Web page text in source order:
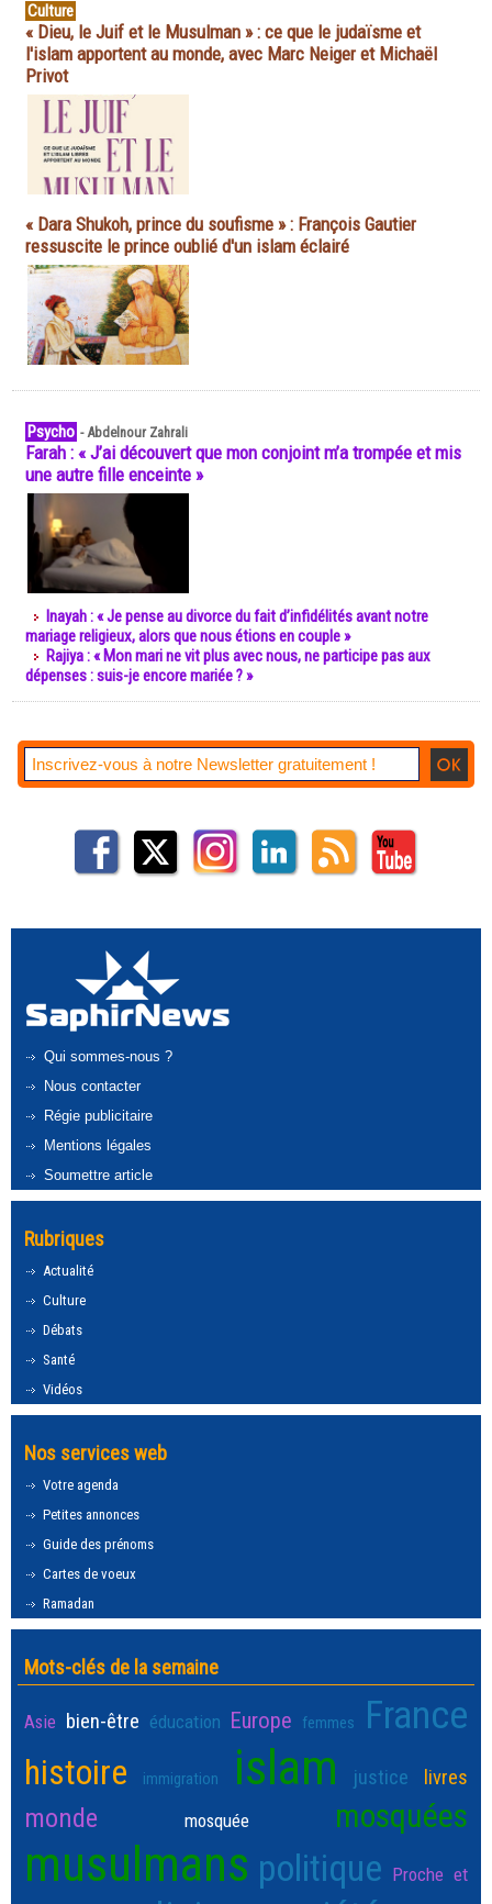
Culture
« Dieu, le Juif et le Musulman » : ce que le judaïsme et
l'islam apportent au monde, avec Marc Neiger et Michaël
Privot
« Dara Shukoh, prince du soufisme » : François Gautier
ressuscite le prince oublié d'un islam éclairé
Psycho -Abdelnour Zahrali
Farah : « J’ai découvert que mon conjoint m’a trompée et mis
une autre fille enceinte »
Inayah : « Je pense au divorce du fait d’infidélités avant notre
mariage religieux, alors que nous étions en couple »
Rajiya : « Mon mari ne vit plus avec nous, ne participe pas aux
dépenses : suis-je encore mariée ? »
Qui sommes-nous ?
Nous contacter
Régie publicitaire
Mentions légales
Soumettre article
Rubriques
Actualité
Culture
Débats
Santé
Vidéos
Nos services web
Votre agenda
Petites annonces
Guide des prénoms
Cartes de voeux
Ramadan
Mots-clés de la semaine
Asie bien-être éducation Europe femmes France
histoire immigration islam justice livres
monde mosquée mosquées
musulmans politique Proche et